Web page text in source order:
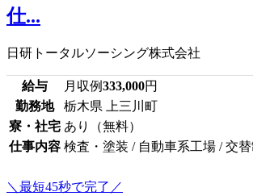
仕...
日研トータルソーシング株式会社
給与 月収例333,000円
勤務地
栃木県 上三川町
寮・社宅 あり（無料）
仕事内容 検査・塗装 / 自動車系工場 / 交替
＼最短45秒で完了／